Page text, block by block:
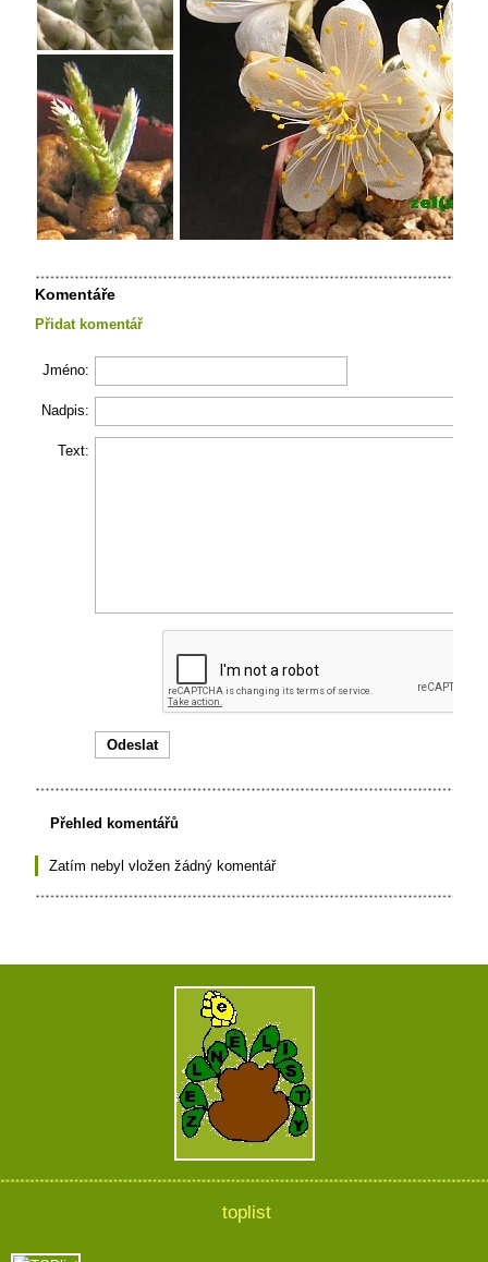
Komentáře
Přidat komentář
Jméno:
Nadpis:
Text:
Přehled komentářů
Zatím nebyl vložen žádný komentář
toplist